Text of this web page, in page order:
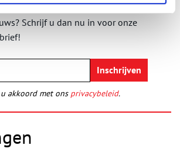
blijven van de mooiste verhalen en het
Schrijf u dan nu in voor onze
akkoord met ons privacybeleid.